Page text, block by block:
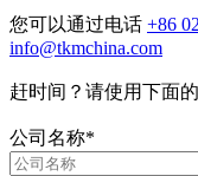
您可以通过电话 +86
info@tkmchina.com
赶时间？请使用下面
公司名称*